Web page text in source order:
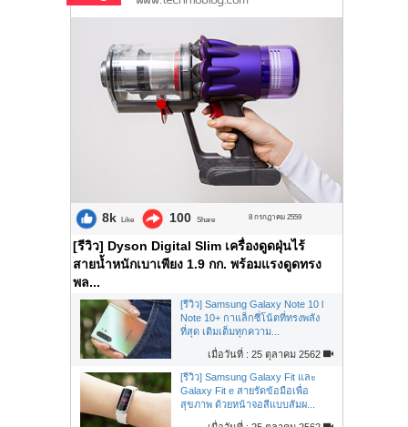
8k Like 100 Share 8 กรกฎาคม 2559
[รีวิว] Dyson Digital Slim เครื่องดูดฝุ่นไร้
สายน้ำหนักเบาเพียง 1.9 กก. พร้อมแรงดูดทรง
พล...
[รีวิว] Samsung Galaxy Note 10 l
Note 10+ กาแล็กซี่โน้ตที่ทรงพลัง
ที่สุด เติมเต็มทุกความ...
เมื่อวันที่ : 25 ตุลาคม 2562
[รีวิว] Samsung Galaxy Fit และ
Galaxy Fit e สายรัดข้อมือเพื่อ
สุขภาพ ด้วยหน้าจอสีแบบสัมผ...